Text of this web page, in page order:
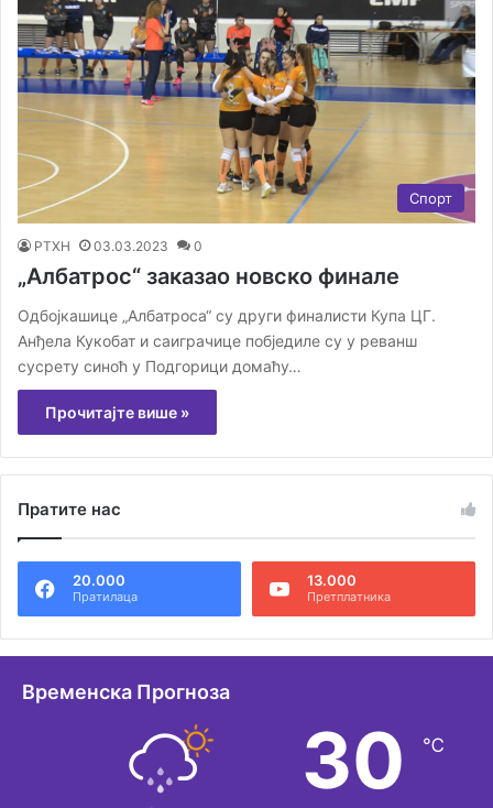
Спорт
РТХН 03.03.2023 0
„Албатрос“ заказао новско финале
Одбојкашице „Албатроса“ су други финалисти Купа ЦГ.
Анђела Кукобат и саиграчице побједиле су у реванш
сусрету синоћ у Подгорици домаћу…
Прочитајте више »
Пратите нас
20.000
Пратилаца
13.000
Претплатника
Временска Прогноза
30 ℃